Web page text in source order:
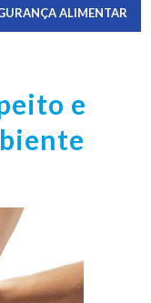
ALIMENTAR
e